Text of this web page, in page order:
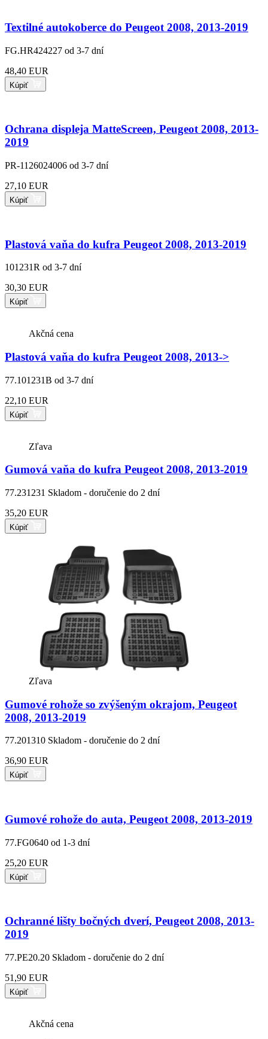
Textilné autokoberce do Peugeot 2008, 2013-2019
FG.HR424227 od 3-7 dní
48,40 EUR
Kúpiť
Ochrana displeja MatteScreen, Peugeot 2008, 2013-
2019
PR-1126024006 od 3-7 dní
27,10 EUR
Kúpiť
Plastová vaňa do kufra Peugeot 2008, 2013-2019
101231R od 3-7 dní
30,30 EUR
Kúpiť
Akčná cena
Plastová vaňa do kufra Peugeot 2008, 2013->
77.101231B od 3-7 dní
22,10 EUR
Kúpiť
Zľava
Gumová vaňa do kufra Peugeot 2008, 2013-2019
77.231231 Skladom - doručenie do 2 dní
35,20 EUR
Kúpiť
Zľava
Gumové rohože so zvýšeným okrajom, Peugeot
2008, 2013-2019
77.201310 Skladom - doručenie do 2 dní
36,90 EUR
Kúpiť
Gumové rohože do auta, Peugeot 2008, 2013-2019
77.FG0640 od 1-3 dní
25,20 EUR
Kúpiť
Ochranné lišty bočných dverí, Peugeot 2008, 2013-
2019
77.PE20.20 Skladom - doručenie do 2 dní
51,90 EUR
Kúpiť
Akčná cena